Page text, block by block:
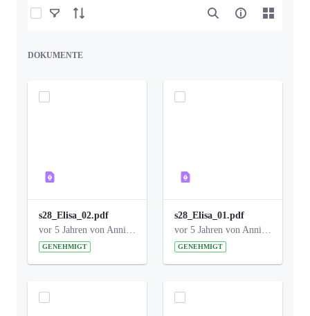
Elemente auswählen
DOKUMENTE
s28_Elisa_02.pdf
vor 5 Jahren von Anni Schlumberger
GENEHMIGT
s28_Elisa_01.pdf
vor 5 Jahren von Anni Schlumberger
GENEHMIGT